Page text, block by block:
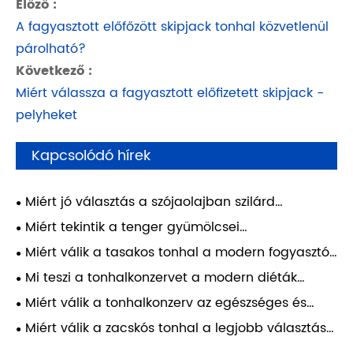
Előző :
A fagyasztott előfőzött skipjack tonhal közvetlenül
párolható?
Következő :
Miért válassza a fagyasztott előfizetett skipjack -
pelyheket
Kapcsolódó hírek
Miért jó választás a szójaolajban szilárd
sárgaúszójú konzerv a kényelmes, tápláló
ételekhez?
Miért tekintik a tenger gyümölcsei
feldolgozásának aranyszabványának a
duplaszoros úszógumi karaj tisztítását?
Miért válik a tasakos tonhal a modern fogyasztók
preferált választásává?
Mi teszi a tonhalkonzervet a modern diéták
táplálkozási erőjévé?
Miért válik a tonhalkonzerv az egészséges és
fenntartható életmód okos választásává?
Miért válik a zacskós tonhal a legjobb választás